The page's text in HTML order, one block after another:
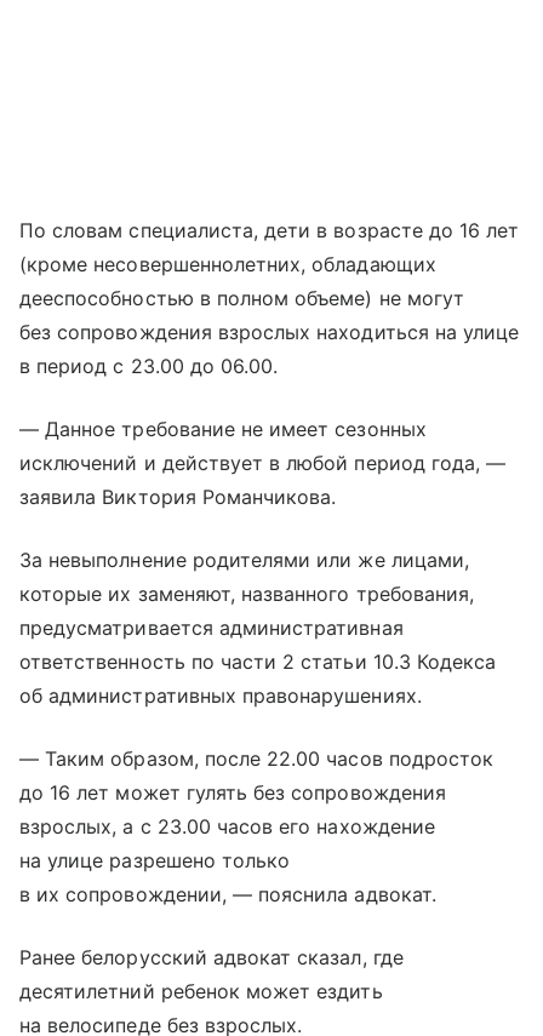
По словам специалиста, дети в возрасте до 16 лет
(кроме несовершеннолетних, обладающих
дееспособностью в полном объеме) не могут
без сопровождения взрослых находиться на улице
в период с 23.00 до 06.00.
— Данное требование не имеет сезонных
исключений и действует в любой период года, —
заявила Виктория Романчикова.
За невыполнение родителями или же лицами,
которые их заменяют, названного требования,
предусматривается административная
ответственность по части 2 статьи 10.3 Кодекса
об административных правонарушениях.
— Таким образом, после 22.00 часов подросток
до 16 лет может гулять без сопровождения
взрослых, а с 23.00 часов его нахождение
на улице разрешено только
в их сопровождении, — пояснила адвокат.
Ранее белорусский адвокат сказал, где
десятилетний ребенок может ездить
на велосипеде без взрослых.